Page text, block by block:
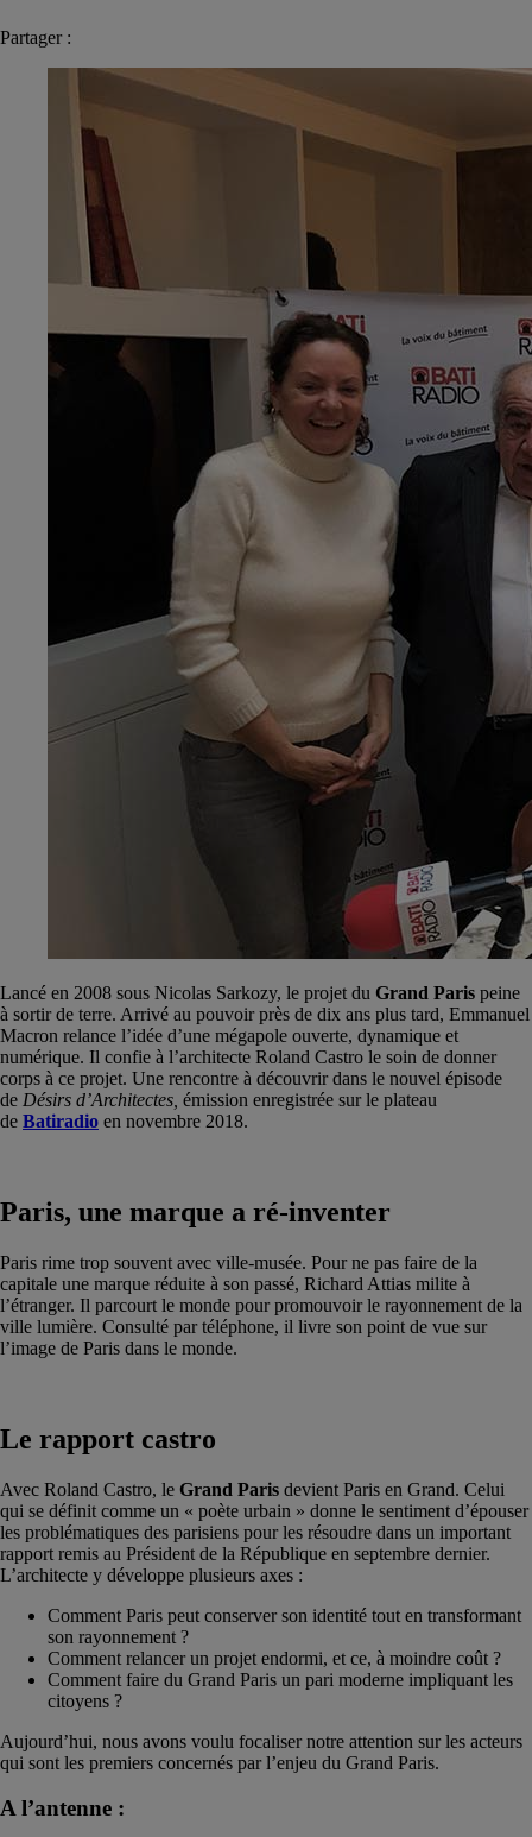
Partager :
Lancé en 2008 sous Nicolas Sarkozy, le projet du Grand Paris peine
à sortir de terre. Arrivé au pouvoir près de dix ans plus tard, Emmanuel
Macron relance l’idée d’une mégapole ouverte, dynamique et
numérique. Il confie à l’architecte Roland Castro le soin de donner
corps à ce projet. Une rencontre à découvrir dans le nouvel épisode
de Désirs d’Architectes, émission enregistrée sur le plateau
de Batiradio en novembre 2018.
Paris, une marque a ré-inventer
Paris rime trop souvent avec ville-musée. Pour ne pas faire de la
capitale une marque réduite à son passé, Richard Attias milite à
l’étranger. Il parcourt le monde pour promouvoir le rayonnement de la
ville lumière. Consulté par téléphone, il livre son point de vue sur
l’image de Paris dans le monde.
Le rapport castro
Avec Roland Castro, le Grand Paris devient Paris en Grand. Celui
qui se définit comme un « poète urbain » donne le sentiment d’épouser
les problématiques des parisiens pour les résoudre dans un important
rapport remis au Président de la République en septembre dernier.
L’architecte y développe plusieurs axes :
Comment Paris peut conserver son identité tout en transformant
son rayonnement ?
Comment relancer un projet endormi, et ce, à moindre coût ?
Comment faire du Grand Paris un pari moderne impliquant les
citoyens ?
Aujourd’hui, nous avons voulu focaliser notre attention sur les acteurs
qui sont les premiers concernés par l’enjeu du Grand Paris.
A l’antenne :